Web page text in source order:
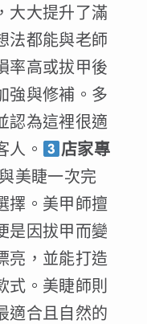
大大提升了滿
法都能與老師
率高或拔甲後
強與修補。多
認為這裡很適
人。
店家專
美睫一次完
擇。美甲師擅
是因拔甲而變
亮，並能打造
式。美睫師則
適合且自然的